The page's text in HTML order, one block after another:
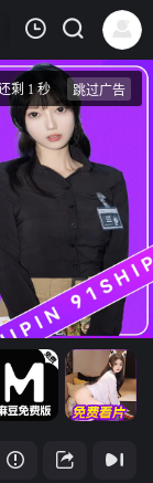
第1集